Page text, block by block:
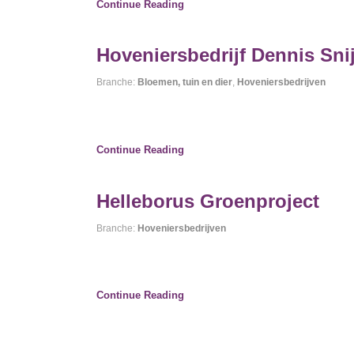
Continue Reading
Hoveniersbedrijf Dennis
Branche: Bloemen, tuin en dier, Hoveniersbedrijven
Continue Reading
Helleborus Groenproject
Branche: Hoveniersbedrijven
Continue Reading